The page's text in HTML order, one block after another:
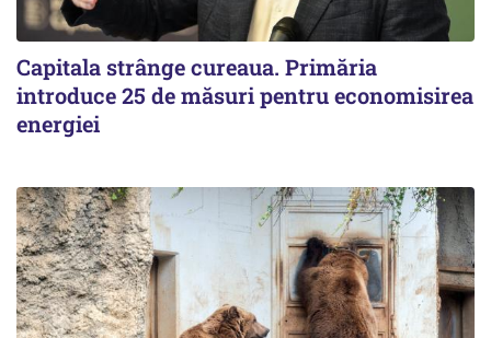
Capitala strânge cureaua. Primăria
introduce 25 de măsuri pentru economisirea
energiei